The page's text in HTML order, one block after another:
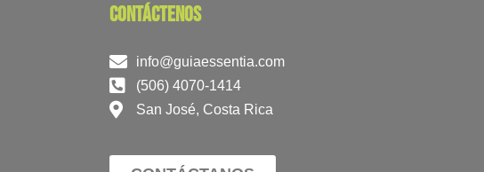
contáctenos
info@guiaessentia.com
(506) 4070-1414
San José, Costa Rica